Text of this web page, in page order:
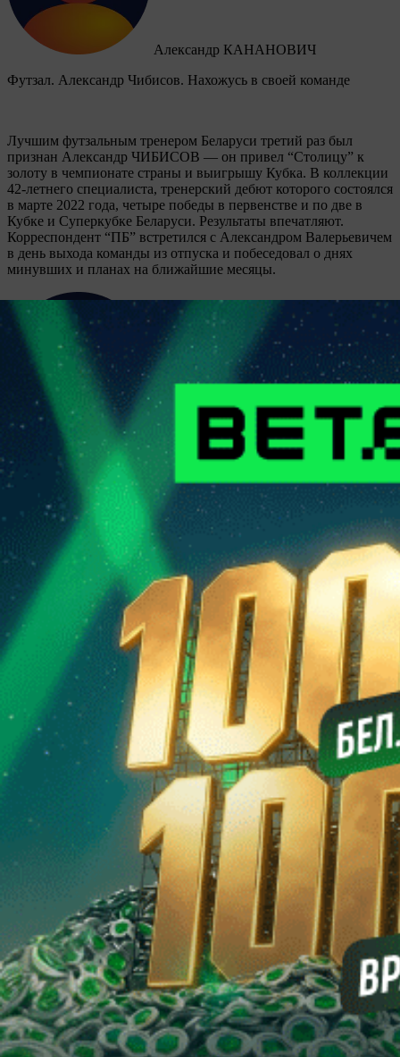
Александр КАНАНОВИЧ
Футзал. Александр Чибисов. Нахожусь в своей команде
Лучшим футзальным тренером Беларуси третий раз был
признан Александр ЧИБИСОВ — он привел “Столицу” к
золоту в чемпионате страны и выигрышу Кубка. В коллекции
42-летнего специалиста, тренерский дебют которого состоялся
в марте 2022 года, четыре победы в первенстве и по две в
Кубке и Суперкубке Беларуси. Результаты впечатляют.
Корреспондент “ПБ” встретился с Александром Валерьевичем
в день выхода команды из отпуска и побеседовал о днях
минувших и планах на ближайшие месяцы.
Сергей СЕЛИВАНОВ
Хоккей. Кубок Салея. Августовское безумие
Позавчера, 2 августа, взял старт второй по значимости
официальный хоккейный турнир на внутреннем фронте. C
2013 года розыгрыш Кубка Беларуси носит имя
прославленного отечественного хоккеиста Руслана Салея, а
вообще в сезоне-2026/27 мероприятие пройдет 26-й раз.
Защищать звание победителя будет столичная “Юность”, а
всего обладателями почетного трофея в разное время
становились семь ледовых дружин, причем четыре из них
представляют периферию.
Купить подписку
Матч-центр
Контакты
Обратная связь
ООО "Прессбол-91", УНП 191094987, Республика Беларусь, г.
Минск, пр. Победителей, 20/3-221. Газета зарегистрирована
Министерством информации Республики Беларусь и внесена
в Государственный реестр СМИ за №540. © 2002-2021
сайта ITPOFIT
Вход
Использовать форму
Забыли пароль?